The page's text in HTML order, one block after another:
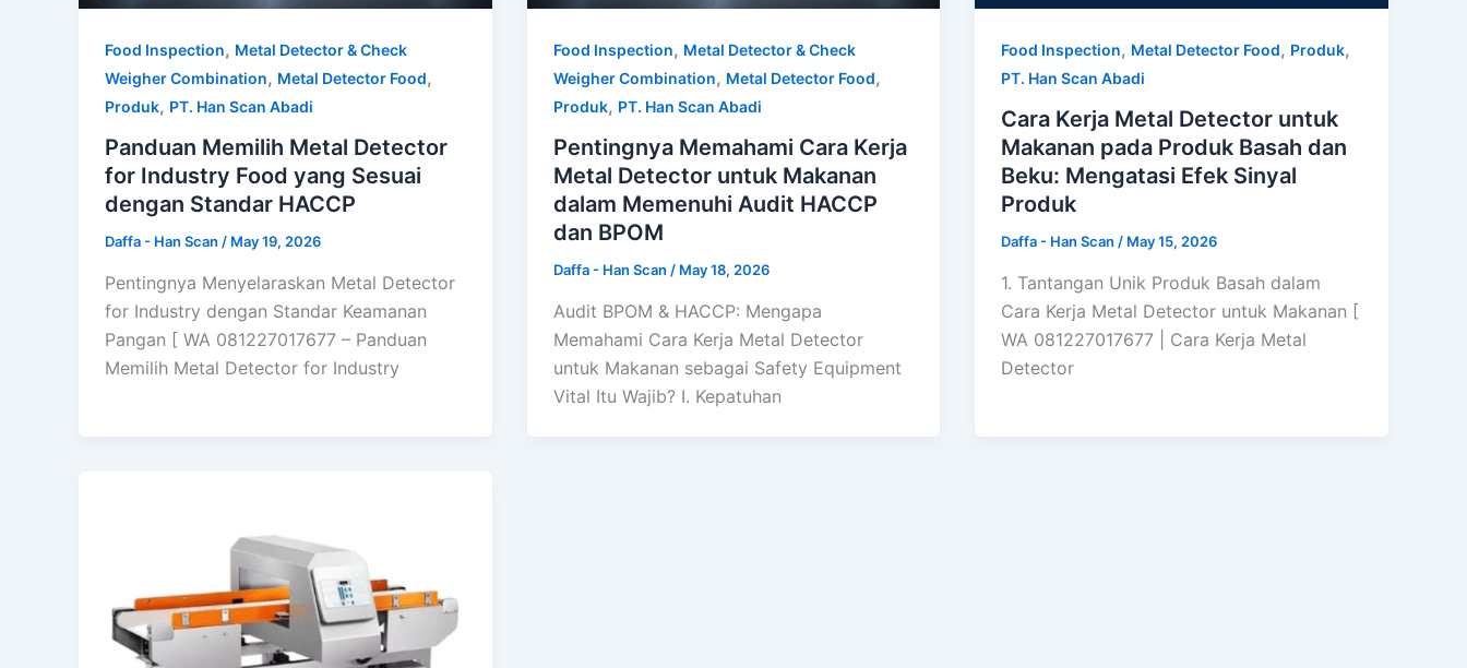
Food Inspection, Metal Detector & Check
Weigher Combination, Metal Detector Food,
Produk, PT. Han Scan Abadi
Panduan Memilih Metal Detector
for Industry Food yang Sesuai
dengan Standar HACCP
Daffa - Han Scan / May 19, 2026
Pentingnya Menyelaraskan Metal Detector
for Industry dengan Standar Keamanan
Pangan [ WA 081227017677 – Panduan
Memilih Metal Detector for Industry
Food Inspection, Metal Detector & Check
Weigher Combination, Metal Detector Food,
Produk, PT. Han Scan Abadi
Pentingnya Memahami Cara Kerja
Metal Detector untuk Makanan
dalam Memenuhi Audit HACCP
dan BPOM
Daffa - Han Scan / May 18, 2026
Audit BPOM & HACCP: Mengapa
Memahami Cara Kerja Metal Detector
untuk Makanan sebagai Safety Equipment
Vital Itu Wajib? I. Kepatuhan
Food Inspection, Metal Detector Food, Produk,
PT. Han Scan Abadi
Cara Kerja Metal Detector untuk
Makanan pada Produk Basah dan
Beku: Mengatasi Efek Sinyal
Produk
Daffa - Han Scan/ May 15, 2026
1. Tantangan Unik Produk Basah dalam
Cara Kerja Metal Detector untuk Makanan [
WA 081227017677 | Cara Kerja Metal
Detector